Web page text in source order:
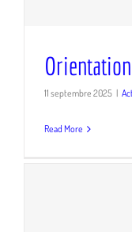
11 septembre 2025 |
Read More